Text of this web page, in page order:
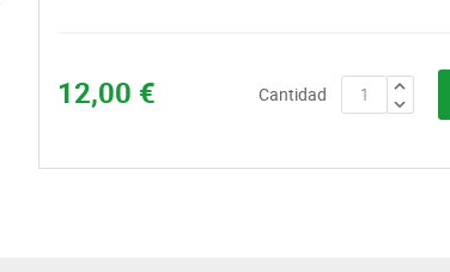
12,00 € Cantidad